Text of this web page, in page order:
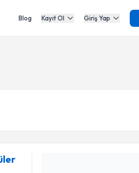
Blog Kayıt Ol Giriş Yap
Dr. Öğr. Üyesi Özge Çelik Güler